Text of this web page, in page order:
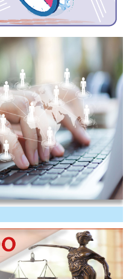
ANUIDADE DE SÓCIO
DA PROFISSÃO